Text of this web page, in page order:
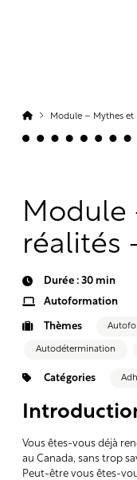
Module – Mythes et
Module
réalités
Durée : 30 min
Autoformation
Thèmes
Autodétermination
Catégories
Vous êtes-vous déjà
au Canada, sans trop
Peut-être vous êtes-